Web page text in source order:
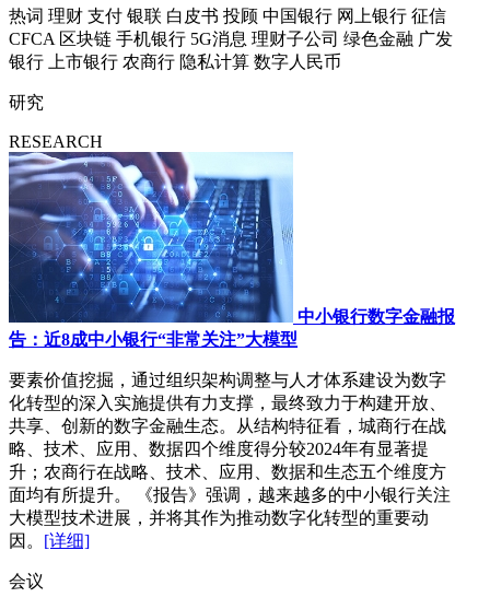
热词 理财 支付 银联 白皮书 投顾 中国银行 网上银行 征信
CFCA 区块链 手机银行 5G消息 理财子公司 绿色金融 广发
银行
上市银行 农商行 隐私计算 数字人民币
研究
RESEARCH
中小银行数字金融报
告：近8成中小银行“非常关注”大模型
要素价值挖掘，通过组织架构调整与人才体系建设为数字
化转型的深入实施提供有力支撑，最终致力于构建开放、
共享、创新的数字金融生态。从结构特征看，城商行在战
略、技术、应用、数据四个维度得分较2024年有显著提
升；农商行在战略、技术、应用、数据和生态五个维度方
面均有所提升。 《报告》强调，越来越多的中小银行关注
大模型技术进展，并将其作为推动数字化转型的重要动
因。 [详细]
会议